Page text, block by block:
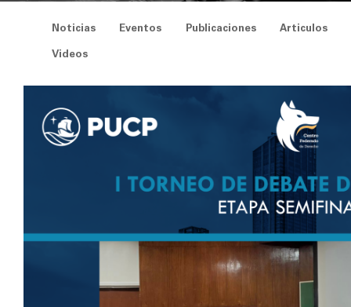
Noticias Eventos Publicaciones Articulos
Videos